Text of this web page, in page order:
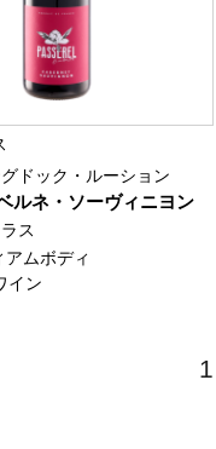
ドック・ルーション
ルネ・ソーヴィニヨン
ス
ムボディ
イン
1